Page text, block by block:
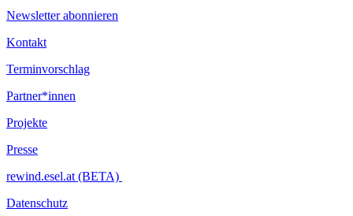
Newsletter abonnieren
Kontakt
Terminvorschlag
Partner*innen
Projekte
Presse
rewind.esel.at (BETA)
Datenschutz